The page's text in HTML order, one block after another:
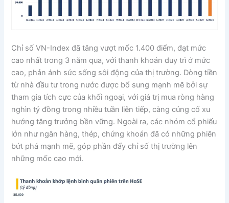
Chỉ số VN-Index đã tăng vượt mốc 1.400 điểm, đạt mức
cao nhất trong 3 năm qua, với thanh khoản duy trì ở mức
cao, phản ánh sức sống sôi động của thị trường. Dòng tiền
từ nhà đầu tư trong nước được bổ sung mạnh mẽ bởi sự
tham gia tích cực của khối ngoại, với giá trị mua ròng hàng
nghìn tỷ đồng trong nhiều tuần liên tiếp, càng củng cố xu
hướng tăng trưởng bền vững. Ngoài ra, các nhóm cổ phiếu
lớn như ngân hàng, thép, chứng khoán đã có những phiên
bứt phá mạnh mẽ, góp phần đẩy chỉ số thị trường lên
những mốc cao mới.